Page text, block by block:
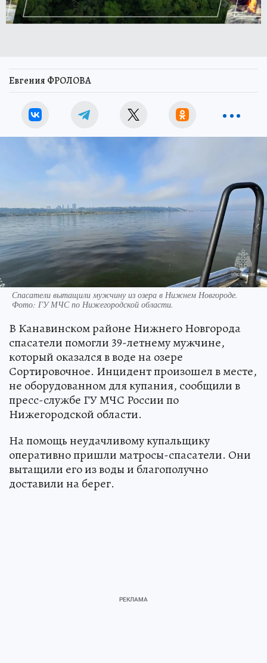
Евгения ФРОЛОВА
Спасатели вытащили мужчину из озера в Нижнем Новгороде.
Фото: ГУ МЧС по Нижегородской области.
В Канавинском районе Нижнего Новгорода
спасатели помогли 39-летнему мужчине,
который оказался в воде на озере
Сортировочное. Инцидент произошел в месте,
не оборудованном для купания, сообщили в
пресс-службе ГУ МЧС России по
Нижегородской области.
На помощь неудачливому купальщику
оперативно пришли матросы-спасатели. Они
вытащили его из воды и благополучно
доставили на берег.